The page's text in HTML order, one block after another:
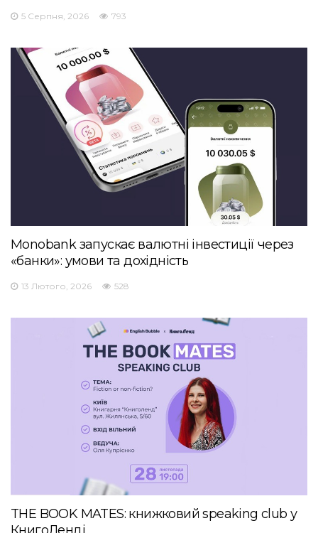
5 Серпня, 2026 793
Monobank запускає валютні інвестиції через
«банки»: умови та дохідність
13 Лютого, 2026 528
THE BOOK MATES: книжковий speaking club у